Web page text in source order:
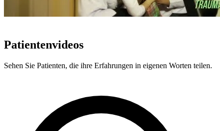
Patientenvideos
Sehen Sie Patienten, die ihre Erfahrungen in eigenen Worten teilen.